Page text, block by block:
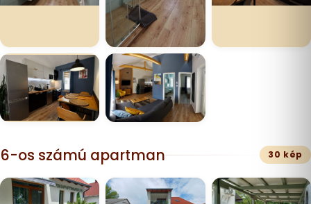
6-os számú apartman 30 kép